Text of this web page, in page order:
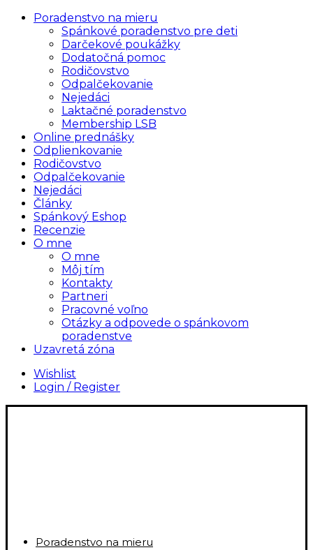
Poradenstvo na mieru
Spánkové poradenstvo pre deti
Darčekové poukážky
Dodatočná pomoc
Rodičovstvo
Odpalčekovanie
Nejedáci
Laktačné poradenstvo
Membership LSB
Online prednášky
Odplienkovanie
Rodičovstvo
Odpalčekovanie
Nejedáci
Články
Spánkový Eshop
Recenzie
O mne
O mne
Môj tím
Kontakty
Partneri
Pracovné voľno
Otázky a odpovede o spánkovom
poradenstve
Uzavretá zóna
Wishlist
Login / Register
Poradenstvo na mieru